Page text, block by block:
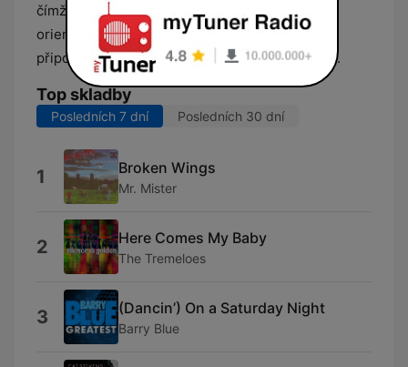
čímž doplňuje celkový charakter vysílání
orientovaného na odpočinkový poslech a
připomínku zásadních milníků hudební historie.
Top skladby
Posledních 7 dní Posledních 30 dní
1 Broken Wings
Mr. Mister
2 Here Comes My Baby
The Tremeloes
3 (Dancin’) On a Saturday Night
Barry Blue